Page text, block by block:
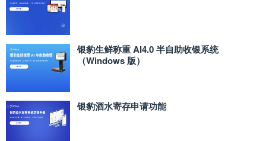
银豹生鲜称重 AI4.0 半自助收银系统
（Windows 版）
银豹酒水寄存申请功能